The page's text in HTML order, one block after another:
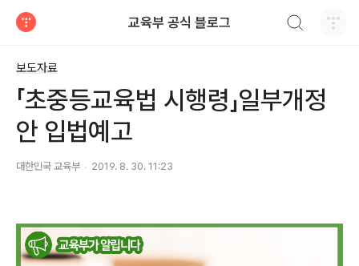
교육부 공식 블로그
보도자료
「초중등교육법 시행령」일부개정
안 입법예고
대한민국 교육부 2019. 8. 30. 11:23